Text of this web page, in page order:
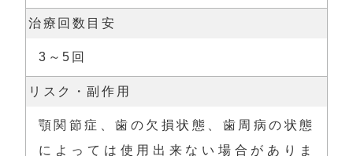
治療回数目安
3～5回
リスク・副作用
顎関節症、歯の欠損状態、歯周病の状態
によっては使用出来ない場合がありま